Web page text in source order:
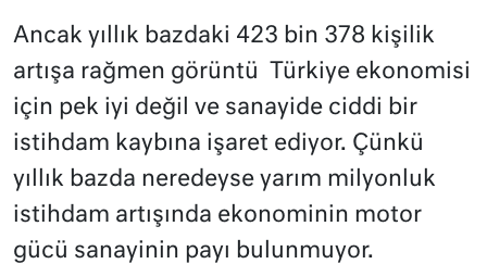
Ancak yıllık bazdaki 423 bin 378 kişilik
artışa rağmen görüntü Türkiye ekonomisi
için pek iyi değil ve sanayide ciddi bir
istihdam kaybına işaret ediyor. Çünkü
yıllık bazda neredeyse yarım milyonluk
istihdam artışında ekonominin motor
gücü sanayinin payı bulunmuyor.